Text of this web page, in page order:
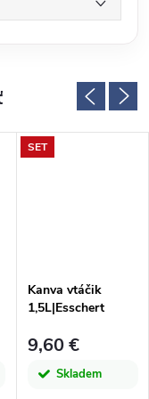
SET
Kanva vtáčik
1,5L|Esschert
9,60 €
Skladem